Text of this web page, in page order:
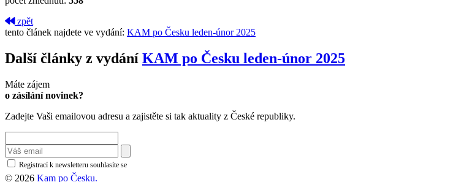
zpět
tento článek najdete ve vydání: KAM po Česku leden-únor 2025
Další články z vydání KAM po Česku leden-únor 2025
Máte zájem
o zásílání novinek?
Zadejte Vaši emailovou adresu a zajistěte si tak aktuality z České republiky.
Registrací k newsletteru souhlasíte se
© 2026 Kam po Česku.